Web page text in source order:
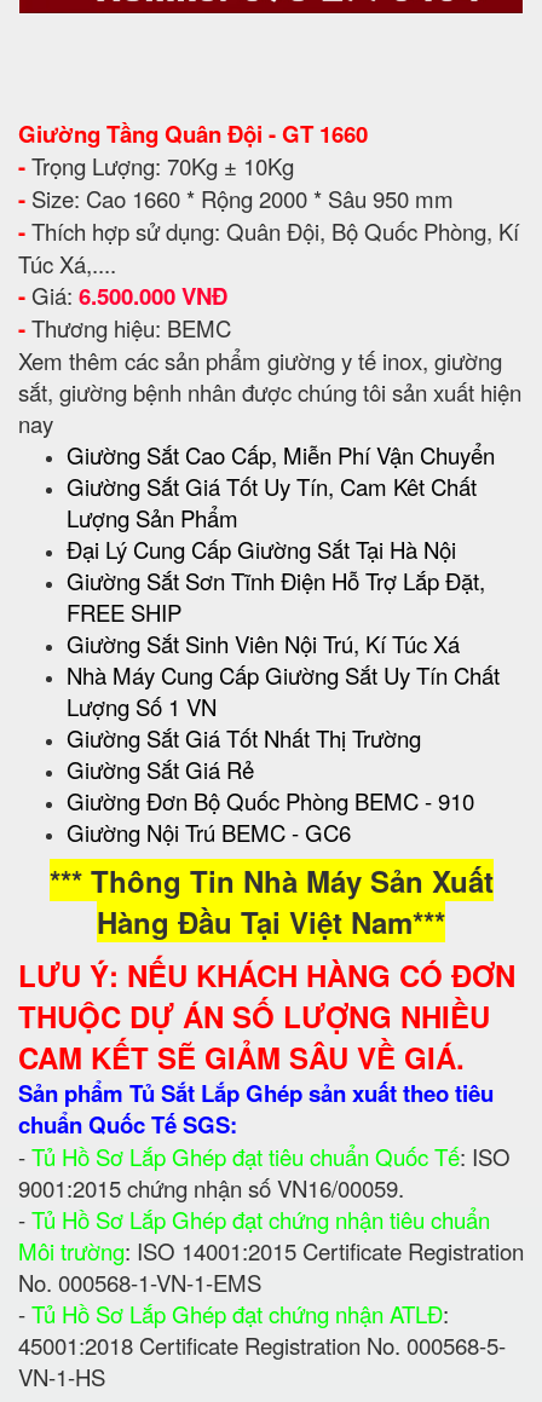
Giường Tầng Quân Đội - GT 1660
-Trọng Lượng: 70Kg ± 10Kg
- Size: Cao 1660 * Rộng 2000 * Sâu 950 mm
-Thích hợp sử dụng: Quân Đội, Bộ Quốc Phòng, Kí
Túc Xá,....
- Giá: 6.500.000 VNĐ
-Thương hiệu: BEMC
Xem thêm các sản phẩm giường y tế inox, giường
sắt, giường bệnh nhân được chúng tôi sản xuất hiện
nay
Giường Sắt Cao Cấp, Miễn Phí Vận Chuyển
Giường Sắt Giá Tốt Uy Tín, Cam Kêt Chất
Lượng Sản Phẩm
Đại Lý Cung Cấp Giường Sắt Tại Hà Nội
Giường Sắt Sơn Tĩnh Điện Hỗ Trợ Lắp Đặt,
FREE SHIP
Giường Sắt Sinh Viên Nội Trú, Kí Túc Xá
Nhà Máy Cung Cấp Giường Sắt Uy Tín Chất
Lượng Số 1 VN
Giường Sắt Giá Tốt Nhất Thị Trường
Giường Sắt Giá Rẻ
Giường Đơn Bộ Quốc Phòng BEMC - 910
Giường Nội Trú BEMC - GC6
*** Thông Tin Nhà Máy Sản Xuất
Hàng Đầu Tại Việt Nam***
LƯU Ý: NẾU KHÁCH HÀNG CÓ ĐƠN
THUỘC DỰ ÁN SỐ LƯỢNG NHIỀU
CAM KẾT SẼ GIẢM SÂU VỀ GIÁ.
Sản phẩm Tủ Sắt Lắp Ghép sản xuất theo tiêu
chuẩn Quốc Tế SGS:
-Tủ Hồ Sơ Lắp Ghép đạt tiêu chuẩn Quốc Tế: ISO
9001:2015 chứng nhận số VN16/00059.
-Tủ Hồ Sơ Lắp Ghép đạt chứng nhận tiêu chuẩn
Môi trường: ISO 14001:2015 Certificate Registration
No. 000568-1-VN-1-EMS
-Tủ Hồ Sơ Lắp Ghép đạt chứng nhận ATLĐ:
45001:2018 Certificate Registration No. 000568-5-
VN-1-HS